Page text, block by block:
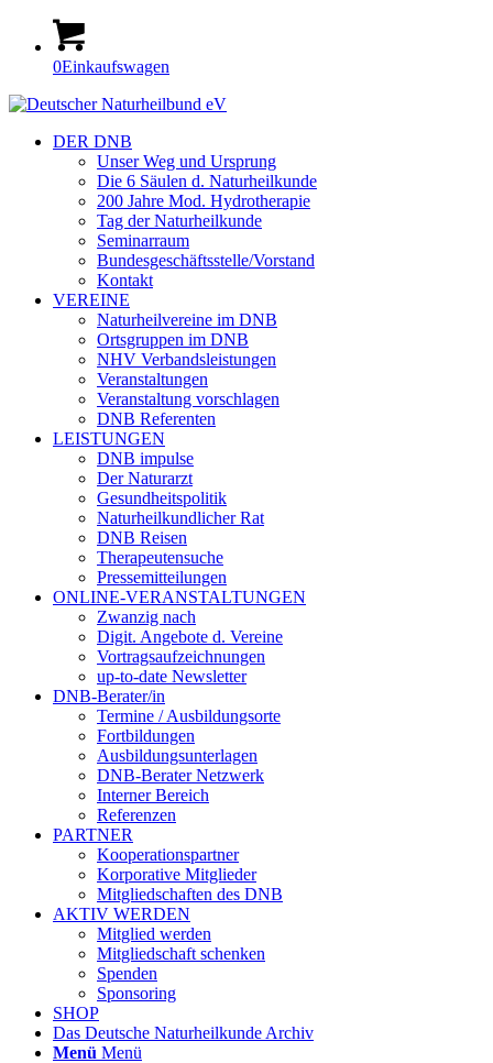
0Einkaufswagen
DER DNB
Unser Weg und Ursprung
Die 6 Säulen d. Naturheilkunde
200 Jahre Mod. Hydrotherapie
Tag der Naturheilkunde
Seminarraum
Bundesgeschäftsstelle/Vorstand
Kontakt
VEREINE
Naturheilvereine im DNB
Ortsgruppen im DNB
NHV Verbandsleistungen
Veranstaltungen
Veranstaltung vorschlagen
DNB Referenten
LEISTUNGEN
DNB impulse
Der Naturarzt
Gesundheitspolitik
Naturheilkundlicher Rat
DNB Reisen
Therapeutensuche
Pressemitteilungen
ONLINE-VERANSTALTUNGEN
Zwanzig nach
Digit. Angebote d. Vereine
Vortragsaufzeichnungen
up-to-date Newsletter
DNB-Berater/in
Termine / Ausbildungsorte
Fortbildungen
Ausbildungsunterlagen
DNB-Berater Netzwerk
Interner Bereich
Referenzen
PARTNER
Kooperationspartner
Korporative Mitglieder
Mitgliedschaften des DNB
AKTIV WERDEN
Mitglied werden
Mitgliedschaft schenken
Spenden
Sponsoring
SHOP
Das Deutsche Naturheilkunde Archiv
Menü Menü